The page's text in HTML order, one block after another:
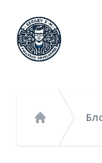
Сергей
Главная